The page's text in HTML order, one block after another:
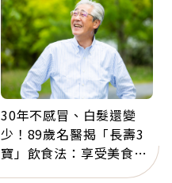
30年不感冒、白髮還變
少！89歲名醫揭「長壽3
寶」飲食法：享受美食不
忌口，偶爾也該吃點肉